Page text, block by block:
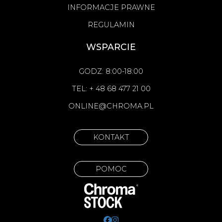
INFORMACJE PRAWNE
REGULAMIN
WSPARCIE
GODZ: 8:00-18:00
TEL: + 48 68 477 21 00
ONLINE@CHROMA.PL
KONTAKT
POMOC